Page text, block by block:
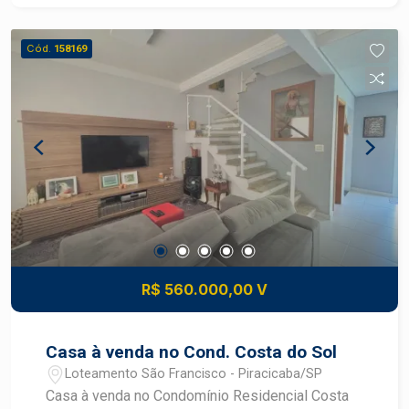
elétrica Aquecedor Solar OBS.: Estuda permuta
com apartamento de menor valor. Bairro
serviços e vias principais, proporcionando
praticidade e qualidade de vida. Imóvel ideal para
quem busca conforto, segurança e um espaço
funcional para o dia a dia e momentos de lazer.
Construa seu futuro com quem é agente de
desenvolvimento do mercado imobiliário de
Piracicaba. Agende uma visita com Corretores
Frias Neto
Cód. 158169
R$ 560.000,00 V
Casa à venda no Cond. Costa do Sol
Loteamento São Francisco - Piracicaba/SP
Casa à venda no Condomínio Residencial Costa